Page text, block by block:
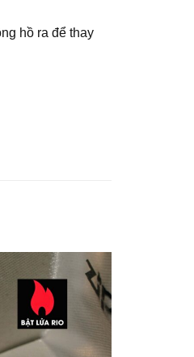
hồ ra để thay